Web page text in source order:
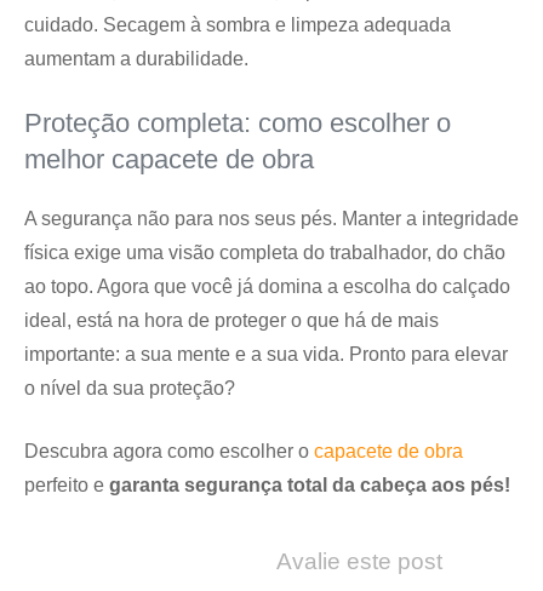
cuidado. Secagem à sombra e limpeza adequada
aumentam a durabilidade.
Proteção completa: como escolher o
melhor capacete de obra
A segurança não para nos seus pés. Manter a integridade
física exige uma visão completa do trabalhador, do chão
ao topo. Agora que você já domina a escolha do calçado
ideal, está na hora de proteger o que há de mais
importante: a sua mente e a sua vida. Pronto para elevar
o nível da sua proteção?
Descubra agora como escolher o capacete de obra
perfeito e garanta segurança total da cabeça aos pés!
Avalie este post